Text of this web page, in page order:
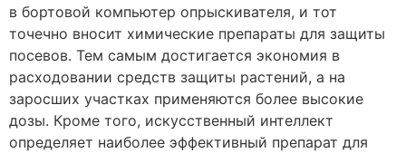
в бортовой компьютер опрыскивателя, и тот
точечно вносит химические препараты для защиты
посевов. Тем самым достигается экономия в
расходовании средств защиты растений, а на
заросших участках применяются более высокие
дозы. Кроме того, искусственный интеллект
определяет наиболее эффективный препарат для